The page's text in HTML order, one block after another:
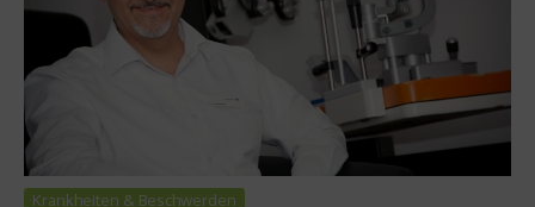
Krankheiten & Beschwerden